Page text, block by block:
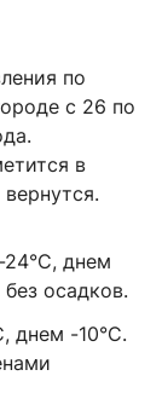
по
с 26 по
в
днем
осадков.
днем -10°C.